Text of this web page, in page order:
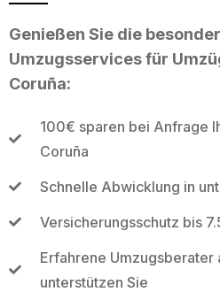
Genießen Sie die
Umzugsservices für
Coruña:
100€ sparen bei Anfrage
Coruña
Schnelle Abwicklung in
Versicherungsschutz bis
Erfahrene Umzugsberater
unterstützen Sie